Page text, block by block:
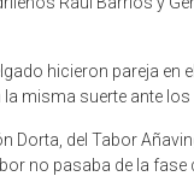
hicieron pareja
misma suerte ante
Dorta, del Tabor
no pasaba de la